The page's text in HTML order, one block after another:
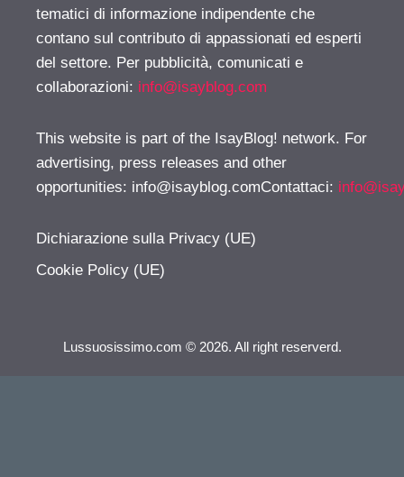
tematici di informazione indipendente che
contano sul contributo di appassionati ed esperti
del settore. Per pubblicità, comunicati e
collaborazioni: info@isayblog.com
This website is part of the IsayBlog! network. For
advertising, press releases and other
opportunities: info@isayblog.comContattaci:
Dichiarazione sulla Privacy (UE)
Cookie Policy (UE)
Lussuosissimo.com © 2026. All right reserverd.